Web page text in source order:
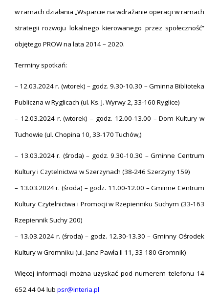
w ramach działania „Wsparcie na wdrażanie operacji w ramach
strategii rozwoju lokalnego kierowanego przez społeczność”
objętego PROW na lata 2014 – 2020.
Terminy spotkań:
– 12.03.2024 r. (wtorek) – godz. 9.30-10.30 – Gminna Biblioteka
Publiczna w Ryglicach (ul. Ks. J. Wyrwy 2, 33-160 Ryglice)
– 12.03.2024 r. (wtorek) – godz. 12.00-13.00 – Dom Kultury w
Tuchowie (ul. Chopina 10, 33-170 Tuchów,)
– 13.03.2024 r. (środa) – godz. 9.30-10.30 – Gminne Centrum
Kultury i Czytelnictwa w Szerzynach (38-246 Szerzyny 159)
– 13.03.2024 r. (środa) – godz. 11.00-12.00 – Gminne Centrum
Kultury Czytelnictwa i Promocji w Rzepienniku Suchym (33-163
Rzepiennik Suchy 200)
– 13.03.2024 r. (środa) – godz. 12.30-13.30 – Gminny Ośrodek
Kultury w Gromniku (ul. Jana Pawła II 11, 33-180 Gromnik)
Więcej informacji można uzyskać pod numerem telefonu 14
652 44 04 lub psr@interia.pl